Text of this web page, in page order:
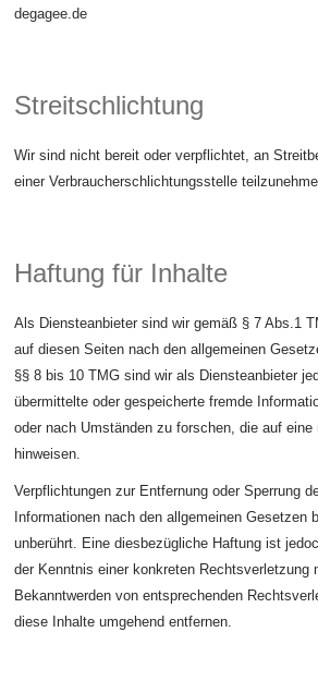
degagee.de
Streitschlichtung
Wir sind nicht bereit oder verpflichtet, an
einer Verbraucherschlichtungsstelle
Haftung für Inhalte
Als Diensteanbieter sind wir gemäß § 7 Abs.1
auf diesen Seiten nach den allgemeinen
§§ 8 bis 10 TMG sind wir als Diensteanbieter
übermittelte oder gespeicherte fremde
oder nach Umständen zu forschen, die auf
hinweisen.
Verpflichtungen zur Entfernung oder Sperrung
Informationen nach den allgemeinen Gesetzen
unberührt. Eine diesbezügliche Haftung ist
der Kenntnis einer konkreten Rechtsverletzung
Bekanntwerden von entsprechenden
diese Inhalte umgehend entfernen.